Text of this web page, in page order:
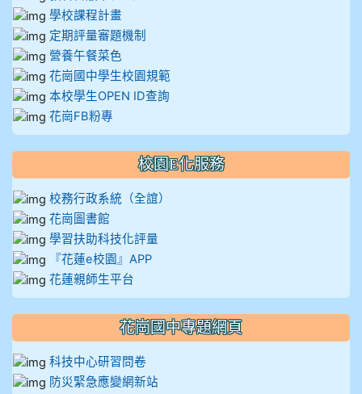
學校課程計畫
定期評量審題機制
營養午餐菜色
花崗國中學生校園規範
本校學生OPEN ID查詢
花崗FB粉專
校園E化服務
校務行政系統（全誼）
花崗圖書館
學習扶助科技化評量
『花蓮e校園』APP
花蓮親師生平台
花崗國中專題網頁
科技中心研習問卷
防災緊急應變網新站